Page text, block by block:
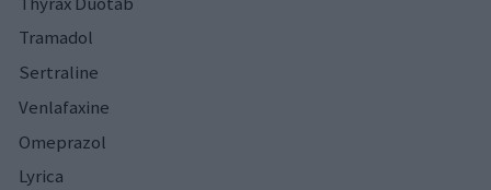
Tramadol
Sertraline
Venlafaxine
Omeprazol
Lyrica